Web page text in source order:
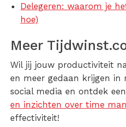
Delegeren: waarom je
hoe)
Meer
Wil jij jouw productiviteit
en meer gedaan krijgen in
social media en ontdek een
en inzichten over time
effectiviteit!